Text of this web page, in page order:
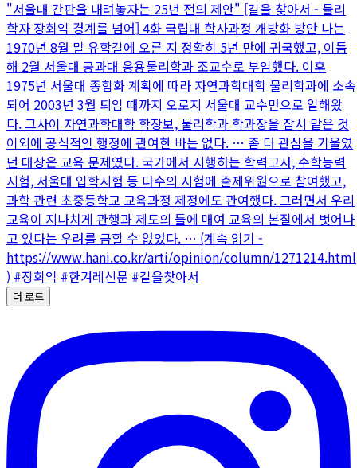
더 로드